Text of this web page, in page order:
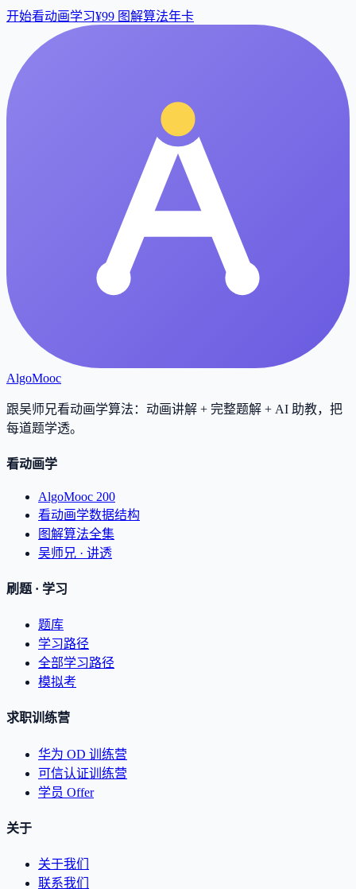
开始看动画学习¥99 图解算法年卡
AlgoMooc
跟吴师兄看动画学算法：动画讲解 + 完整题解 + AI 助教，把
每道题学透。
看动画学
AlgoMooc 200
看动画学数据结构
图解算法全集
吴师兄 · 讲透
刷题 · 学习
题库
学习路径
全部学习路径
模拟考
求职训练营
华为 OD 训练营
可信认证训练营
学员 Offer
关于
关于我们
联系我们